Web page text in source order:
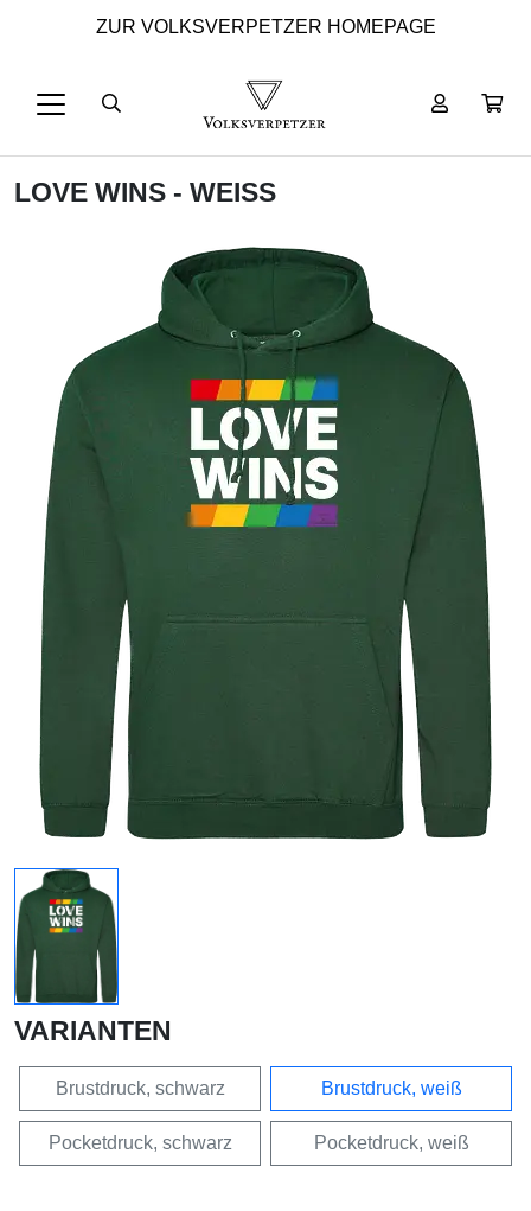
ZUR VOLKSVERPETZER HOMEPAGE
LOVE WINS - WEISS
VARIANTEN
Brustdruck, schwarz Brustdruck, weiß
Pocketdruck, schwarz Pocketdruck, weiß